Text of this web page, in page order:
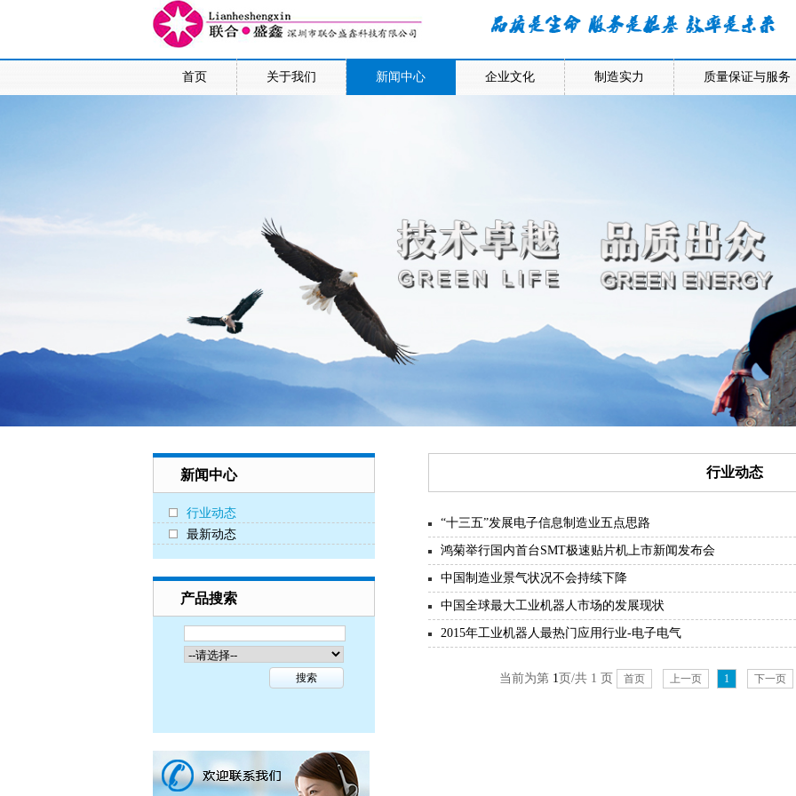
首页 关于我们 新闻中心 企业文化 制造实力 质量保证与服务
新闻中心
行业动态
最新动态
产品搜索
行业动态
“十三五”发展电子信息制造业五点思路
鸿菊举行国内首台SMT极速贴片机上市新闻发布会
中国制造业景气状况不会持续下降
中国全球最大工业机器人市场的发展现状
2015年工业机器人最热门应用行业-电子电气
当前为第 1 页/共 1 页 首页 上一页 1 下一页